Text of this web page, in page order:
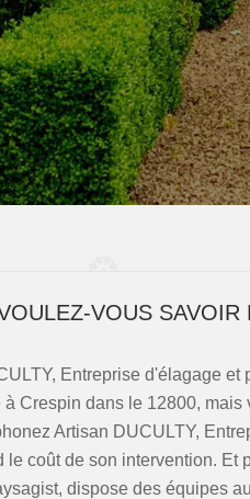
VOUS SAVOIR
Entreprise d'élagage et
Crespin dans le 12800,
Artisan DUCULTY,
coût de son intervention. Et
dispose des équipes